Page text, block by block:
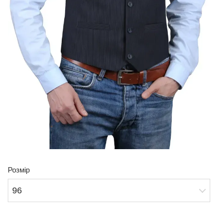
Розмір
96